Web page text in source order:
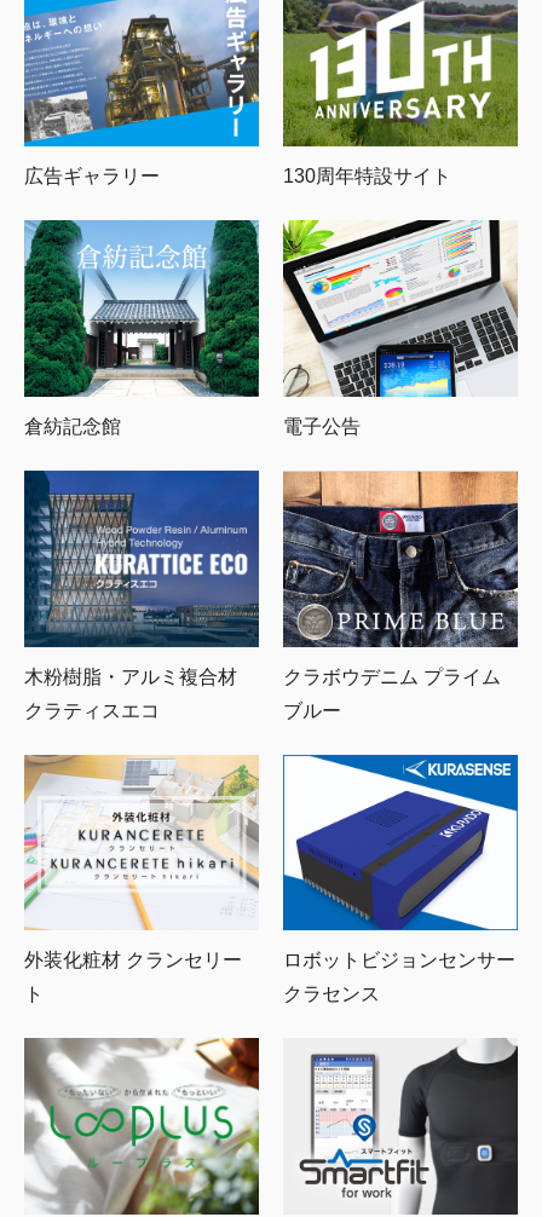
広告ギャラリー 130周年特設サイト
倉紡記念館 電子公告
木粉樹脂・アルミ複合材
クラティスエコ
クラボウデニム プライム
ブルー
外装化粧材 クランセリー
ト
ロボットビジョンセンサー
クラセンス